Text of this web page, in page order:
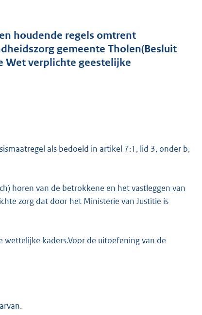
houdende regels omtrent
gemeente Tholen(Besluit
Wet verplichte geestelijke
als bedoeld in artikel 7:1, lid 3, onder b,
horen van de betrokkene en het vastleggen van
zorg dat door het Ministerie van Justitie is
kaders.Voor de uitoefening van de